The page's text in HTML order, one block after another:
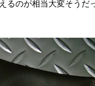
のが相当大変そうだ